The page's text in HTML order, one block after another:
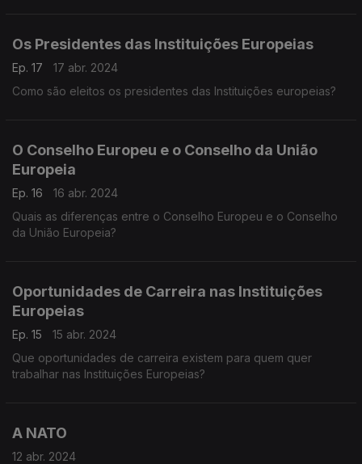
Os Presidentes das Instituições Europeias
Ep. 17
17 abr. 2024
Como são eleitos os presidentes das Instituições europeias?
O Conselho Europeu e o Conselho da União
Europeia
Ep. 16
16 abr. 2024
Quais as diferenças entre o Conselho Europeu e o Conselho
da União Europeia?
Oportunidades de Carreira nas Instituições
Europeias
Ep. 15
15 abr. 2024
Que oportunidades de carreira existem para quem quer
trabalhar nas Instituições Europeias?
A NATO
12 abr. 2024